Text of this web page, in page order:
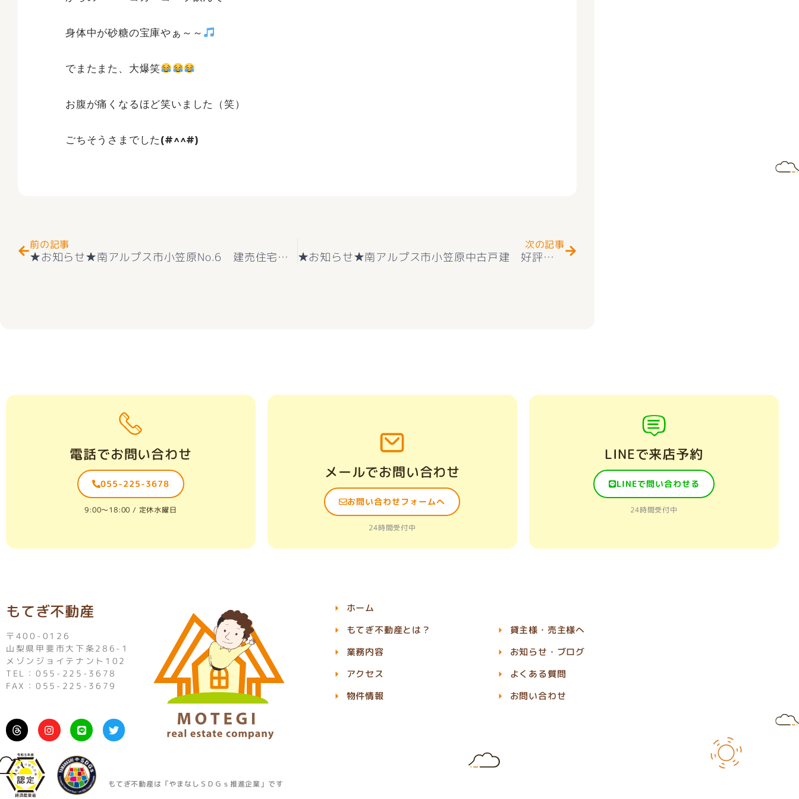
身体中が砂糖の宝庫やぁ～～
でまたまた、大爆笑
お腹が痛くなるほど笑いました（笑）
ごちそうさまでした(#^^#)
前の記事
★お知らせ★南アルプス市小笠原No.6 建売住宅『ZERO-CUBE+BOX』好評販売中
次の記事
★お知らせ★南アルプス市小笠原中古戸建 好評販売中(^_-)-☆
電話でお問い合わせ
055-225-3678
9:00〜18:00 / 定休水曜日
メールでお問い合わせ
お問い合わせフォームへ
24時間受付中
LINEで来店予約
LINEで問い合わせる
24時間受付中
もてぎ不動産
〒400-0126
山梨県甲斐市大下条286-1
メゾンジョイテナント102
TEL：055-225-3678
FAX：055-225-3679
I
n
s
L
i
n
e
T
w
i
r
もてぎ不動産は「やまなしＳＤＧｓ推進企業」です
ホーム
もてぎ不動産とは？
業務内容
アクセス
物件情報
貸主様・売主様へ
お知らせ・ブログ
よくある質問
お問い合わせ